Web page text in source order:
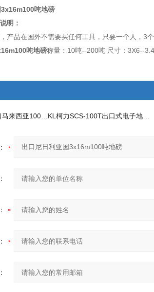
明：
产品在国外不需要买任何工具，只要一个人，3个
吨地磅称量：10吨--200吨 尺寸：3X6--